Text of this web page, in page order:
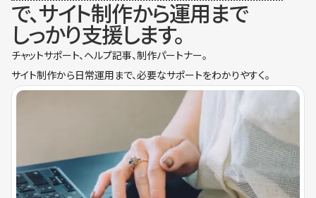
で、サイト制作から運用まで
しっかり支援します。
チャットサポート、ヘルプ記事、制作パートナー。
サイト制作から日常運用まで、必要なサポートをわかりやすく。